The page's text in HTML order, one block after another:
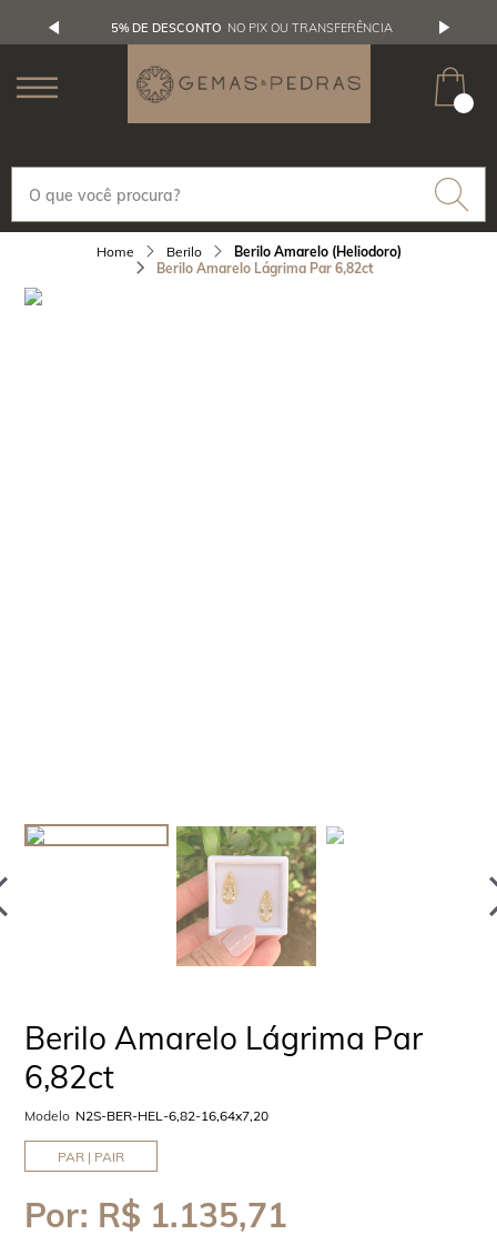
5% DE DESCONTO NO PIX OU TRANSFERÊNCIA
Berilo
Berilo Amarelo (Heliodoro)
Berilo Amarelo Lágrima Par 6,82ct
Berilo Amarelo Lágrima Par
6,82ct
Modelo N2S-BER-HEL-6,82-16,64x7,20
PAR | PAIR
Por: R$ 1.135,71